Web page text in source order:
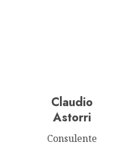
Claudio
Astorri
Consulente